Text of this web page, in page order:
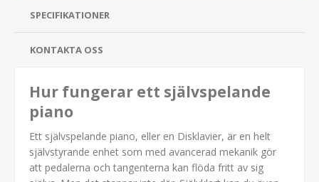
SPECIFIKATIONER
KONTAKTA OSS
Hur fungerar ett självspelande
piano
Ett självspelande piano, eller en Disklavier, är en helt
självstyrande enhet som med avancerad mekanik gör
att pedalerna och tangenterna kan flöda fritt av sig